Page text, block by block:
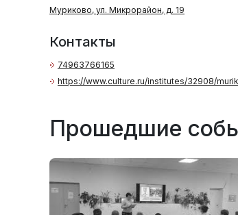
Муриково, ул. Микрорайон, д. 19
Контакты
74963766165
https://www.culture.ru/institutes/32908/
Прошедшие